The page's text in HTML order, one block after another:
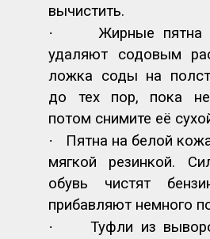
вычистить.
·
Жирные пятна
удаляют содовым
ложка соды на
до тех пор, пока не
потом снимите её
·
Пятна на белой
мягкой резинкой.
обувь чистят
прибавляют немного
·
Туфли из